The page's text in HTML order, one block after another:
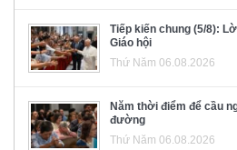
Tiếp kiến chung (5/8):
Giáo hội
Thứ Năm 06.08.2026
Năm thời điểm để cầu
đường
Thứ Năm 06.08.2026